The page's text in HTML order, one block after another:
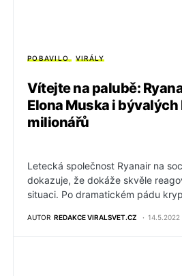
POBAVILO VIRÁLY
Vítejte na palubě:
Elona Muska i
milionářů
Letecká společnost Ryanair na
dokazuje, že dokáže skvěle
situaci. Po dramatickém pádu
AUTOR REDAKCE VIRALSVET.CZ 14.5.2022